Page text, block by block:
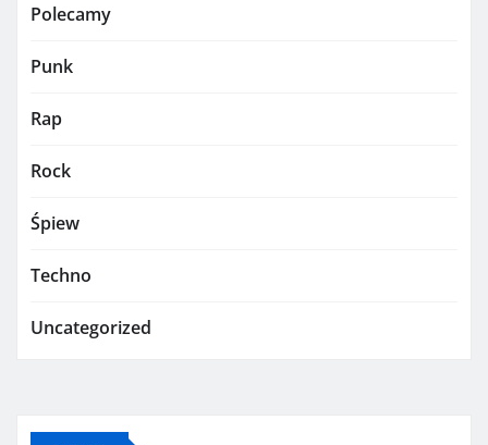
Polecamy
Punk
Rap
Rock
Śpiew
Techno
Uncategorized